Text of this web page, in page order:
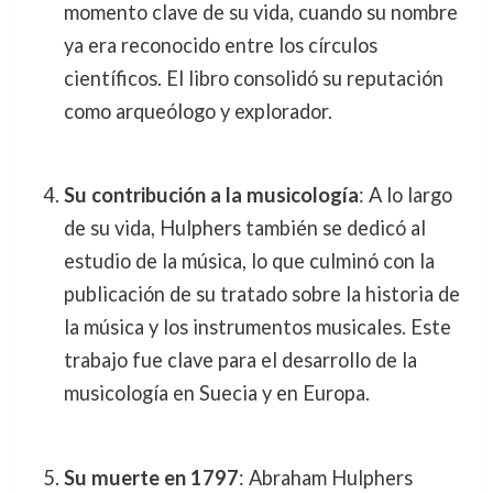
momento clave de su vida, cuando su nombre
ya era reconocido entre los círculos
científicos. El libro consolidó su reputación
como arqueólogo y explorador.
Su contribución a la musicología: A lo largo
de su vida, Hulphers también se dedicó al
estudio de la música, lo que culminó con la
publicación de su tratado sobre la historia de
la música y los instrumentos musicales. Este
trabajo fue clave para el desarrollo de la
musicología en Suecia y en Europa.
Su muerte en 1797: Abraham Hulphers